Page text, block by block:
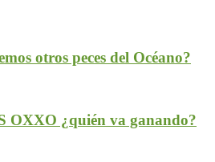
otros peces del Océano?
OXXO ¿quién va ganando?